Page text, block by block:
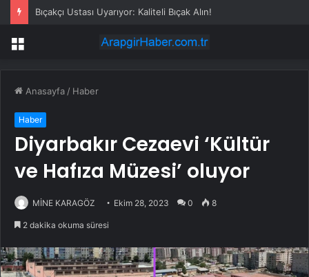
Bıçakçı Ustası Uyarıyor: Kaliteli Bıçak Alın!
Menü
Anasayfa / Haber
Haber
Diyarbakır Cezaevi ‘Kültür
ve Hafıza Müzesi’ oluyor
MİNE KARAGÖZ Ekim 28, 2023 0 8
2 dakika okuma süresi